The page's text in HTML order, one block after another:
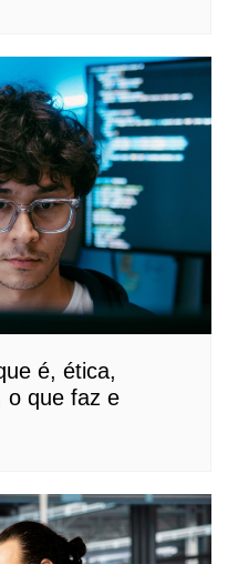
é, ética,
o que faz e